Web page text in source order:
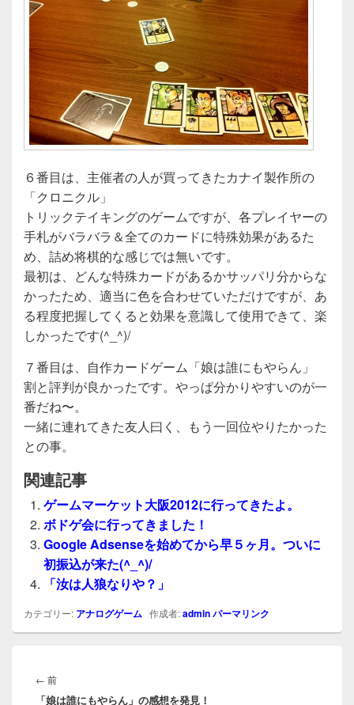
６番目は、主催者の人が買ってきたカナイ製作所の
「クロニクル」
トリックテイキングのゲームですが、各プレイヤーの
手札がバラバラ＆全てのカードに特殊効果があるた
め、詰め将棋的な感じでは無いです。
最初は、どんな特殊カードがあるかサッパリ分からな
かったため、適当に色を合わせていただけですが、あ
る程度把握してくると効果を意識して使用できて、楽
しかったです(^_^)/
７番目は、自作カードゲーム「娘は誰にもやらん」
割と評判が良かったです。やっぱ分かりやすいのが一
番だね〜。
一緒に連れてきた友人曰く、もう一回位やりたかった
との事。
関連記事
ゲームマーケット大阪2012に行ってきたよ。
ボドゲ会に行ってきました！
Google Adsenseを始めてから早５ヶ月。ついに
初振込が来た(^_^)/
「汝は人狼なりや？」
カテゴリー: アナログゲーム 作成者:adminパーマリンク
稿
ナ
← 前前
の
「娘は誰にもやらん」の感想を発見！